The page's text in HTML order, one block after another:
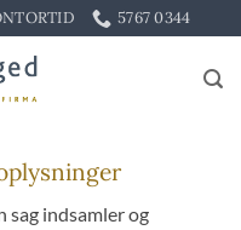
5767 0344
sag indsamler og